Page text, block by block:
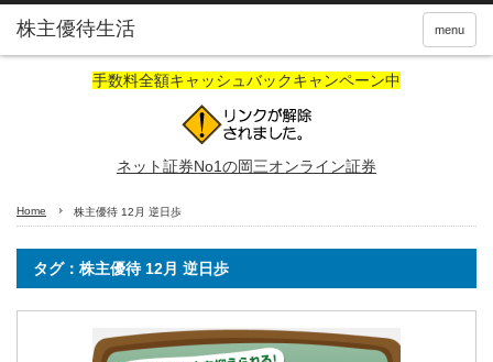
株主優待生活 menu
手数料全額キャッシュバックキャンペーン中
ネット証券No1の岡三オンライン証券
Home 株主優待 12月 逆日歩
タグ：株主優待 12月 逆日歩